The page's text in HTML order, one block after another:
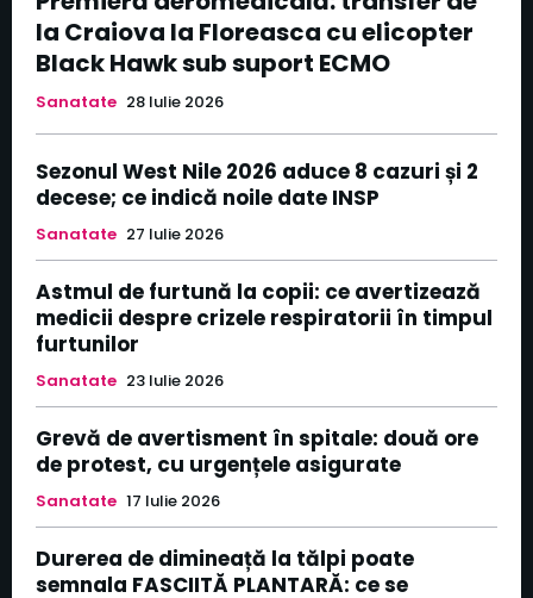
la Craiova la Floreasca cu elicopter
Black Hawk sub suport ECMO
Sanatate 28 Iulie 2026
Sezonul West Nile 2026 aduce 8 cazuri și 2
decese; ce indică noile date INSP
Sanatate 27 Iulie 2026
Astmul de furtună la copii: ce avertizează
medicii despre crizele respiratorii în timpul
furtunilor
Sanatate 23 Iulie 2026
Grevă de avertisment în spitale: două ore
de protest, cu urgențele asigurate
Sanatate 17 Iulie 2026
Durerea de dimineață la tălpi poate
semnala FASCIITĂ PLANTARĂ: ce se